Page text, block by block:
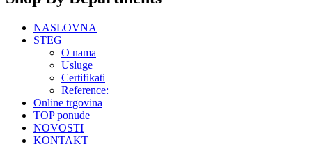
NASLOVNA
STEG
O nama
Usluge
Certifikati
Reference:
Online trgovina
TOP ponude
NOVOSTI
KONTAKT